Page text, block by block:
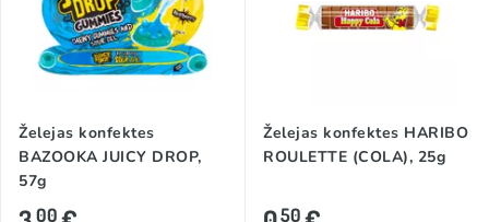
Želejas konfektes
BAZOOKA JUICY DROP,
57g
00
Želejas konfektes HARIBO
ROULETTE (COLA), 25g
50